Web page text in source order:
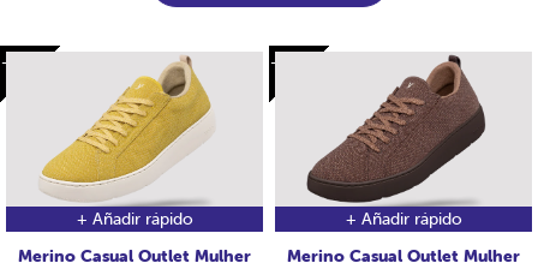
+ Añadir rápido
Merino Casual Outlet Mulher
-54€
-54€
+ Añadir rápido
Merino Casual Outlet Mulher
-54€
-54€